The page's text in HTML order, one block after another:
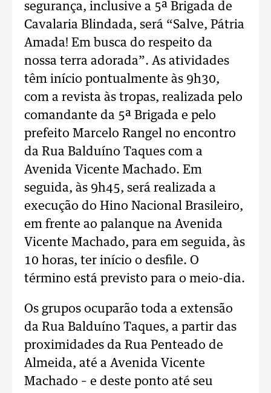
segurança, inclusive a 5ª Brigada de
Cavalaria Blindada, será “Salve, Pátria
Amada! Em busca do respeito da
nossa terra adorada”. As atividades
têm início pontualmente às 9h30,
com a revista às tropas, realizada pelo
comandante da 5ª Brigada e pelo
prefeito Marcelo Rangel no encontro
da Rua Balduíno Taques com a
Avenida Vicente Machado. Em
seguida, às 9h45, será realizada a
execução do Hino Nacional Brasileiro,
em frente ao palanque na Avenida
Vicente Machado, para em seguida, às
10 horas, ter início o desfile. O
término está previsto para o meio-dia.
Os grupos ocuparão toda a extensão
da Rua Balduíno Taques, a partir das
proximidades da Rua Penteado de
Almeida, até a Avenida Vicente
Machado – e deste ponto até seu